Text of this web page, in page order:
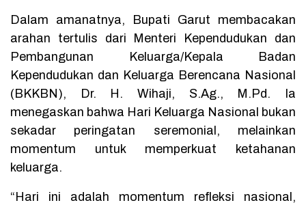
Dalam amanatnya, Bupati Garut membacakan
arahan tertulis dari Menteri Kependudukan dan
Pembangunan Keluarga/Kepala Badan
Kependudukan dan Keluarga Berencana Nasional
(BKKBN), Dr. H. Wihaji, S.Ag., M.Pd. Ia
menegaskan bahwa Hari Keluarga Nasional bukan
sekadar peringatan seremonial, melainkan
momentum untuk memperkuat ketahanan
keluarga.
“Hari ini adalah momentum refleksi nasional,